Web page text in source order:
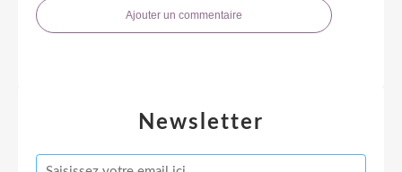
Ajouter un commentaire
Newsletter